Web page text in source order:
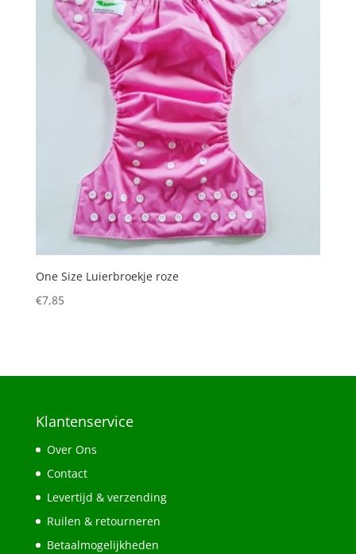
One Size Luierbroekje roze
€7,85
Klantenservice
Over Ons
Contact
Levertijd & verzending
Ruilen & retourneren
Betaalmogelijkheden